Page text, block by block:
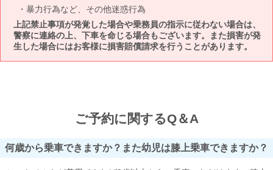
暴力行為など、その他迷惑行為
上記禁止事項が発覚した場合や乗務員の指示に従わない場合は、
警察に連絡の上、下車を命じる場合もございます。また損害が発
生した場合にはお客様に損害賠償請求を行うことがあります。
ご予約に関するQ＆A
何歳から乗車できますか？また幼児は膝上乗車できますか？